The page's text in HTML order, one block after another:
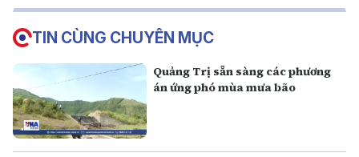
TIN CÙNG CHUYÊN MỤC
Quảng Trị sẵn sàng các phương
án ứng phó mùa mưa bão